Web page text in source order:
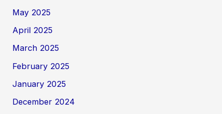
May 2025
April 2025
March 2025
February 2025
January 2025
December 2024